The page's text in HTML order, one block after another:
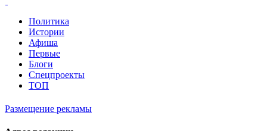
Политика
Истории
Афиша
Первые
Блоги
Спецпроекты
ТОП
Размещение рекламы